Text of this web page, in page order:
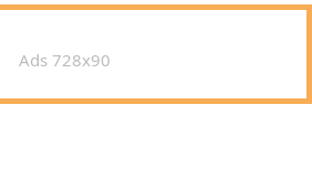
Ads 728x90